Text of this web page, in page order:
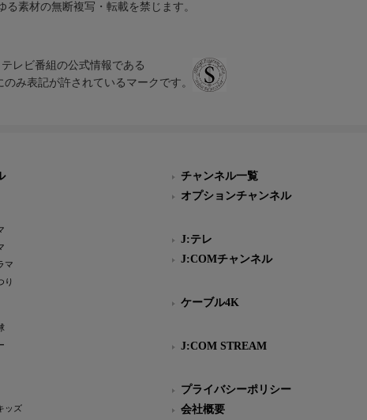
素材の無断複写・転載を禁じます。
レビ番組の公式情報である
み表記が許されているマークです。
マ
ッズ
チャンネル一覧
オプションチャンネル
J:テレ
J:COMチャンネル
ケーブル4K
J:COM STREAM
プライバシーポリシー
会社概要